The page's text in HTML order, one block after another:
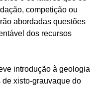
competição ou
abordadas questões
dos recursos
introdução à geologia
de xisto-grauvaque do